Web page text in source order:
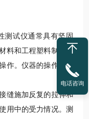
测试仪通常具有坚固
料和工程塑料制造，
作。仪器的操作面板
缝施加反复的拉伸和
用中的受力情况。测
电话咨询